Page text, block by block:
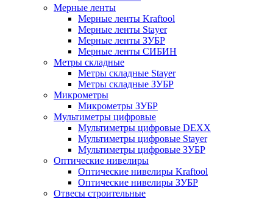
Мерные ленты
Мерные ленты Kraftool
Мерные ленты Stayer
Мерные ленты ЗУБР
Мерные ленты СИБИН
Метры складные
Метры складные Stayer
Метры складные ЗУБР
Микрометры
Микрометры ЗУБР
Мультиметры цифровые
Мультиметры цифровые DEXX
Мультиметры цифровые Stayer
Мультиметры цифровые ЗУБР
Оптические нивелиры
Оптические нивелиры Kraftool
Оптические нивелиры ЗУБР
Отвесы строительные